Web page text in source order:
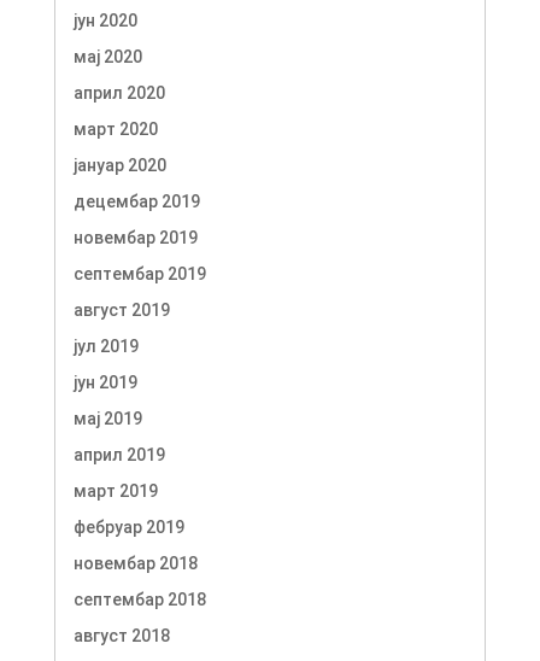
јун 2020
мај 2020
април 2020
март 2020
јануар 2020
децембар 2019
новембар 2019
септембар 2019
август 2019
јул 2019
јун 2019
мај 2019
април 2019
март 2019
фебруар 2019
новембар 2018
септембар 2018
август 2018